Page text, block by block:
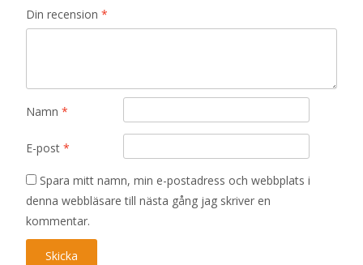
Din recension *
Namn *
E-post *
Spara mitt namn, min e-postadress och webbplats i
denna webbläsare till nästa gång jag skriver en
kommentar.